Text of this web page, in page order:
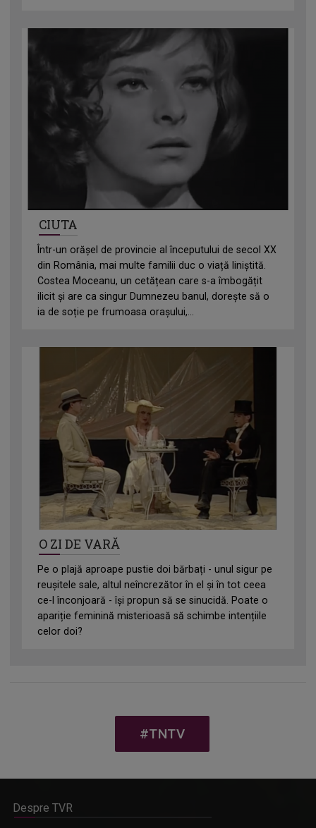
CIUTA
Într-un orășel de provincie al începutului de secol XX
din România, mai multe familii duc o viață liniștită.
Costea Moceanu, un cetățean care s-a îmbogățit
ilicit și are ca singur Dumnezeu banul, dorește să o
ia de soție pe frumoasa orașului,...
O ZI DE VARĂ
Pe o plajă aproape pustie doi bărbați - unul sigur pe
reușitele sale, altul neîncrezător în el și în tot ceea
ce-l înconjoară - își propun să se sinucidă. Poate o
apariție feminină misterioasă să schimbe intențiile
celor doi?
#TNTV
Despre TVR